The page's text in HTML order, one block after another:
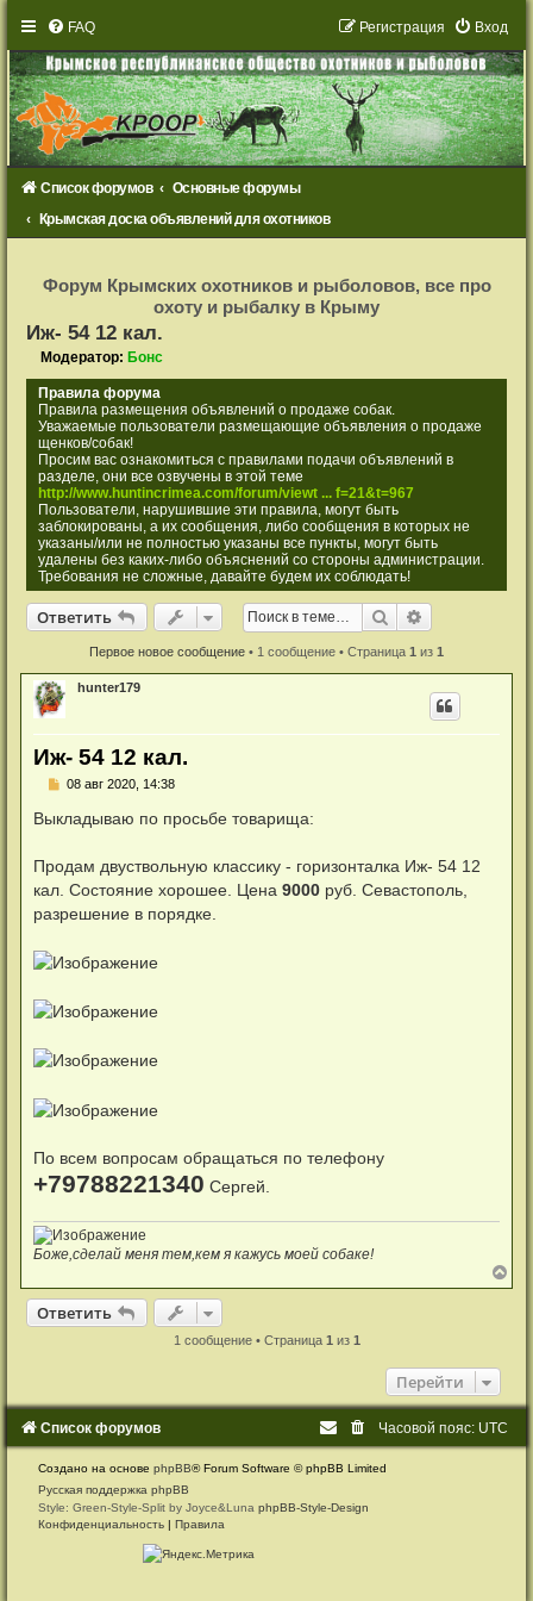
FAQ Вход
Регистрация
Список форумов
Основные форумы
Крымская доска объявлений для охотников
с
т
ц
и
Форум Крымских охотников и рыболовов, все про
охоту и рыбалку в Крыму
Иж- 54 12 кал.
Модератор: Бонс
Правила форума
Правила размещения объявлений о продаже собак.
Уважаемые пользователи размещающие объявления о продаже
щенков/собак!
Просим вас ознакомиться с правилами подачи объявлений в
разделе, они все озвучены в этой теме
http://www.huntincrimea.com/forum/viewt ... f=21&t=967
Пользователи, нарушившие эти правила, могут быть
заблокированы, а их сообщения, либо сообщения в которых не
указаны/или не полностью указаны все пункты, могут быть
удалены без каких-либо объяснений со стороны администрации.
Требования не сложные, давайте будем их соблюдать!
Ответить
Ответить Поиск
Первое новое сообщение • 1 сообщение • Страница 1 из 1
hunter179
Иж- 54 12 кал.
Н
п
и
н
е
о
е
е
08 авг 2020, 14:38
Выкладываю по просьбе товарища:
Продам двуствольную классику - горизонталка Иж- 54 12
кал. Состояние хорошее. Цена9000 руб. Севастополь,
разрешение в порядке.
По всем вопросам обращаться по телефону
+79788221340 Сергей.
Боже,сделай меня тем,кем я кажусь моей собаке!
е
я
а
Ответить
Ответить
1 сообщение • Страница 1 из 1
Перейти
Список форумов Часовой пояс: UTC
Создано на основеphpBB® Forum Software © phpBB Limited
Русская поддержка phpBB
Style: Green-Style-Split by Joyce&LunaphpBB-Style-Design
Конфиденциальность |Правила